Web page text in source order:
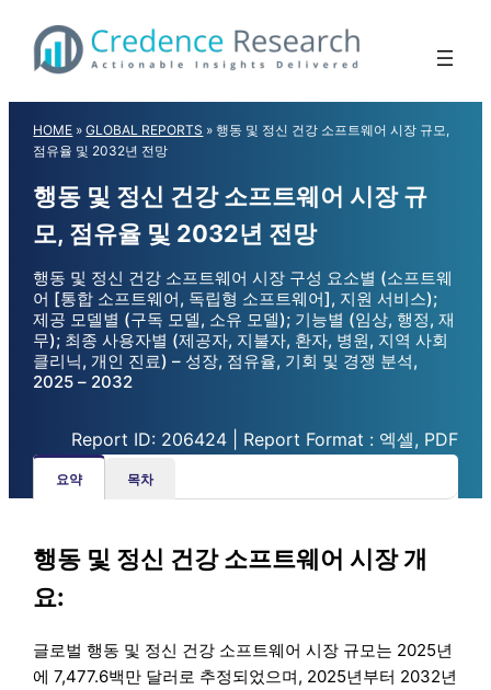
content
HOME »GLOBAL REPORTS »행동 및 정신 건강 소프트웨어 시장 규모,
점유율 및 2032년 전망
행동 및 정신 건강 소프트웨어 시장 규
모, 점유율 및 2032년 전망
행동 및 정신 건강 소프트웨어 시장 구성 요소별 (소프트웨
어 [통합 소프트웨어, 독립형 소프트웨어], 지원 서비스);
제공 모델별 (구독 모델, 소유 모델); 기능별 (임상, 행정, 재
무); 최종 사용자별 (제공자, 지불자, 환자, 병원, 지역 사회
클리닉, 개인 진료) – 성장, 점유율, 기회 및 경쟁 분석,
2025 – 2032
Report ID: 206424 | Report Format : 엑셀, PDF
요약 목차
행동 및 정신 건강 소프트웨어 시장 개
요:
글로벌 행동 및 정신 건강 소프트웨어 시장 규모는 2025년
에 7,477.6백만 달러로 추정되었으며, 2025년부터 2032년